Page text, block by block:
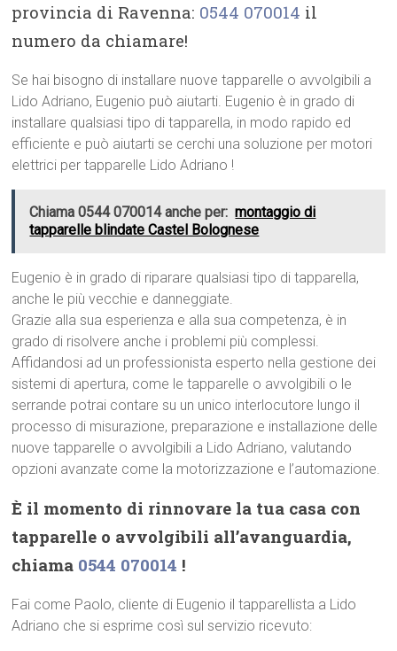
provincia di Ravenna: 0544 070014 il
numero da chiamare!
Se hai bisogno di installare nuove tapparelle o avvolgibili a
Lido Adriano, Eugenio può aiutarti. Eugenio è in grado di
installare qualsiasi tipo di tapparella, in modo rapido ed
efficiente e può aiutarti se cerchi una soluzione per motori
elettrici per tapparelle Lido Adriano !
Chiama 0544 070014 anche per: montaggio di
tapparelle blindate Castel Bolognese
Eugenio è in grado di riparare qualsiasi tipo di tapparella,
anche le più vecchie e danneggiate.
Grazie alla sua esperienza e alla sua competenza, è in
grado di risolvere anche i problemi più complessi.
Affidandosi ad un professionista esperto nella gestione dei
sistemi di apertura, come le tapparelle o avvolgibili o le
serrande potrai contare su un unico interlocutore lungo il
processo di misurazione, preparazione e installazione delle
nuove tapparelle o avvolgibili a Lido Adriano, valutando
opzioni avanzate come la motorizzazione e l’automazione.
È il momento di rinnovare la tua casa con
tapparelle o avvolgibili all’avanguardia,
chiama 0544 070014 !
Fai come Paolo, cliente di Eugenio il tapparellista a Lido
Adriano che si esprime così sul servizio ricevuto: